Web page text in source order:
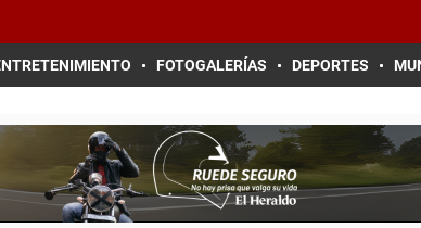
FOTOGALERÍAS DEPORTES